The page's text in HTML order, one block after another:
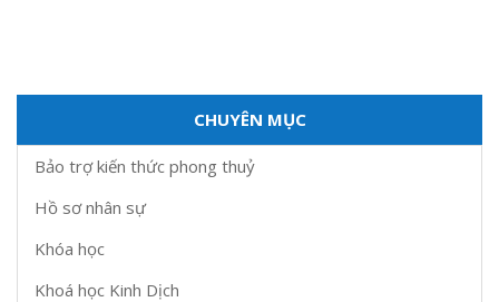
CHUYÊN MỤC
Bảo trợ kiến thức phong thuỷ
Hồ sơ nhân sự
Khóa học
Khoá học Kinh Dịch